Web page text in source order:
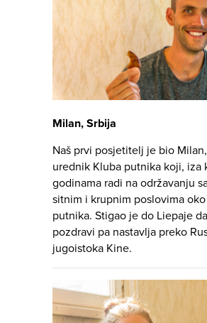
Milan, Srbija
Naš prvi posjetitelj je bio
urednik Kluba putnika koji, iza
godinama radi na održavanju
sitnim i krupnim poslovima
putnika. Stigao je do Liepaje
pozdravi pa nastavlja preko
jugoistoka Kine.